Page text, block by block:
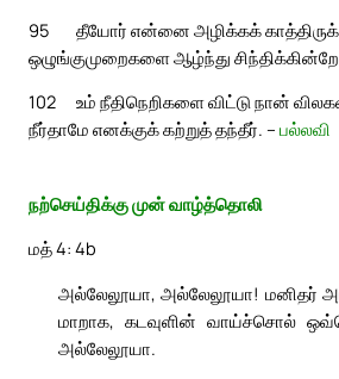
95
தீயோர் என்னை அழிக்கக்
ஒழுங்குமுறைகளை ஆழ்ந்து
102
உம் நீதிநெறிகளை விட்டு நான்
நீர்தாமே எனக்குக் கற்றுத் தந்தீர். – பல்லவி
நற்செய்திக்கு முன் வாழ்த்தொலி
மத் 4: 4b
அல்லேலூயா, அல்லேலூயா! மனிதர்
மாறாக, கடவுளின் வாய்ச்சொல்
அல்லேலூயா.